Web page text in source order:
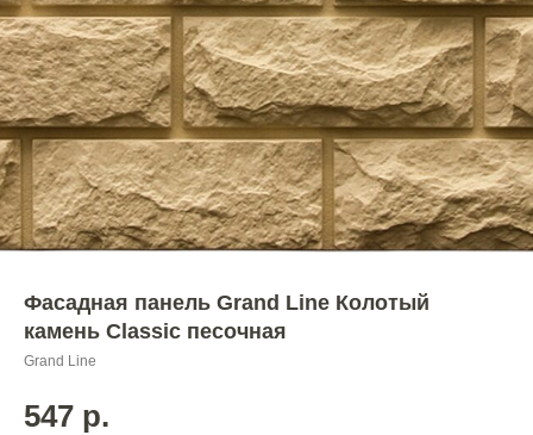
Фасадная панель Grand Line Колотый
камень Classic песочная
Grand Line
547 р.